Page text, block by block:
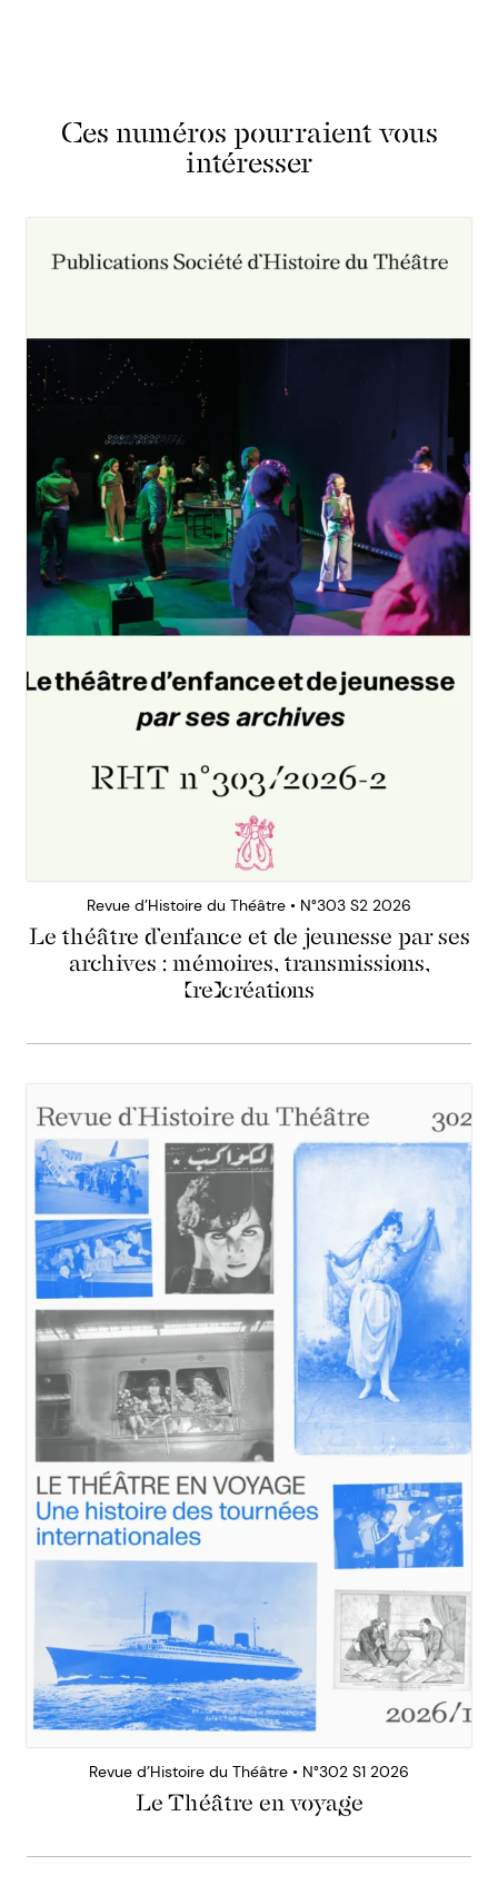
Ces numéros pourraient vous
intéresser
Revue d’Histoire du Théâtre • N°303 S2 2026
Le théâtre d’enfance et de jeunesse par ses
archives : mémoires, transmissions,
(re)créations
Revue d’Histoire du Théâtre • N°302 S1 2026
Le Théâtre en voyage